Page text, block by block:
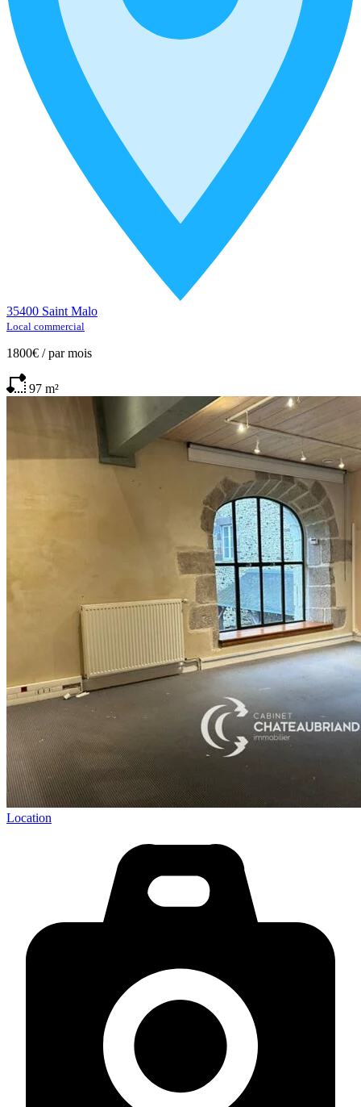
35400 Saint Malo
Local commercial
1800€ / par mois
97 m²
Location